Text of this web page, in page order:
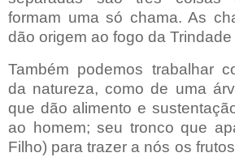
formam uma só chama. As
dão origem ao fogo da Trindade
Também podemos trabalhar
da natureza, como de uma
que dão alimento e
ao homem; seu tronco que
Filho) para trazer a nós os